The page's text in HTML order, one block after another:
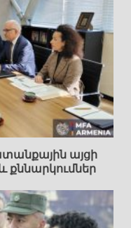
այցի
քննարկումներ